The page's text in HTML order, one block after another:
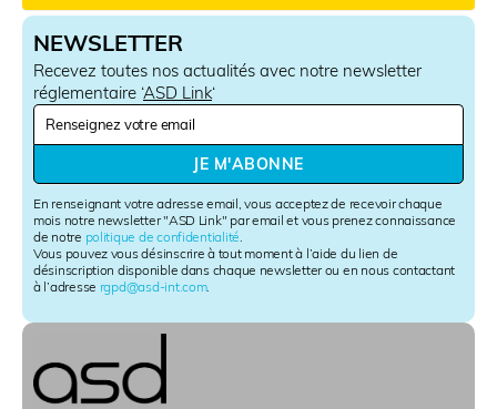
NEWSLETTER
Recevez toutes nos actualités avec notre newsletter
réglementaire ‘ASD Link‘
N
s
l
e
t
t
e
S
g
n
En renseignant votre adresse email, vous acceptez de recevoir chaque
mois notre newsletter "ASD Link" par email et vous prenez connaissance
de notre politique de confidentialité
Vous pouvez vous désinscrire à tout moment à l’aide du lien de
désinscription disponible dans chaque newsletter ou en nous contactant
à l’adresse rgpd@asd-int.com.
JE M'ABONNE